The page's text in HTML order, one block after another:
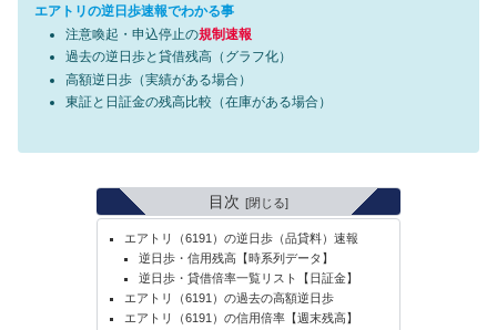
エアトリの逆日歩速報でわかる事
注意喚起・申込停止の規制速報
過去の逆日歩と貸借残高（グラフ化）
高額逆日歩（実績がある場合）
東証と日証金の残高比較（在庫がある場合）
目次
エアトリ（6191）の逆日歩（品貸料）速報
逆日歩・信用残高【時系列データ】
逆日歩・貸借倍率一覧リスト【日証金】
エアトリ（6191）の過去の高額逆日歩
エアトリ（6191）の信用倍率【週末残高】